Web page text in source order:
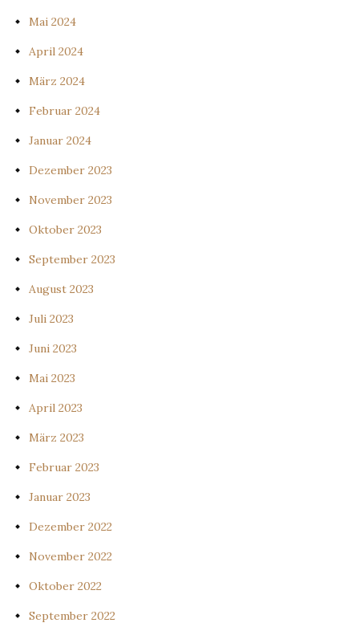
Mai 2024
April 2024
März 2024
Februar 2024
Januar 2024
Dezember 2023
November 2023
Oktober 2023
September 2023
August 2023
Juli 2023
Juni 2023
Mai 2023
April 2023
März 2023
Februar 2023
Januar 2023
Dezember 2022
November 2022
Oktober 2022
September 2022